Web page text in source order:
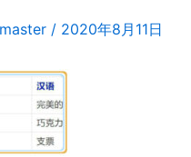
/ 2020年8月11日